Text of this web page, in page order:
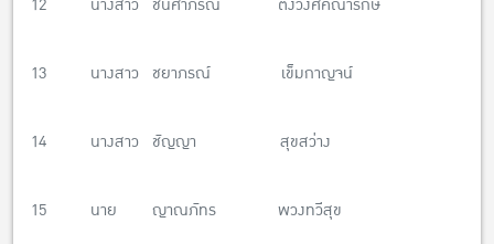
13 นางสาว ชยาภรณ์ เข็มกาญจน์
14 นางสาว ชัญญา สุขสว่าง
15 นาย ญาณภัทร พวงทวีสุข